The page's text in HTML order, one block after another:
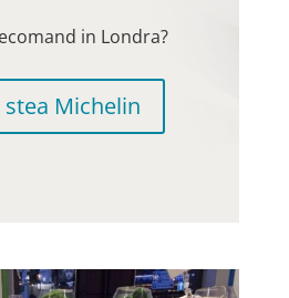
in Londra?
stea Michelin